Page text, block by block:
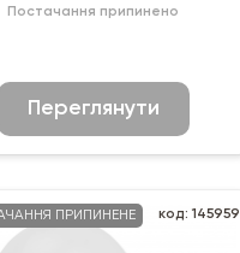
Постачання припинено
Переглянути
ПРИПИНЕНЕ код: 145959